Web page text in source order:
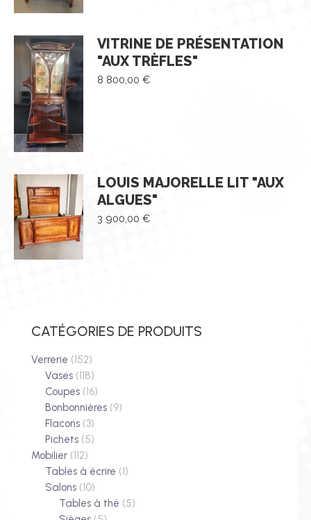
VITRINE DE PRÉSENTATION
"AUX TRÈFLES"
8 800,00 €
LOUIS MAJORELLE LIT "AUX
ALGUES"
3 900,00 €
CATÉGORIES DE PRODUITS
Verrerie (152)
Vases (118)
Coupes (16)
Bonbonnières (9)
Flacons (3)
Pichets (5)
Mobilier (112)
Tables à écrire (1)
Salons (10)
Tables à thé (5)